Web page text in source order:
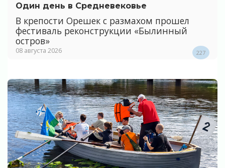
Один день в Средневековье
В крепости Орешек с размахом прошел
фестиваль реконструкции «Былинный
остров»
08 августа 2026 227